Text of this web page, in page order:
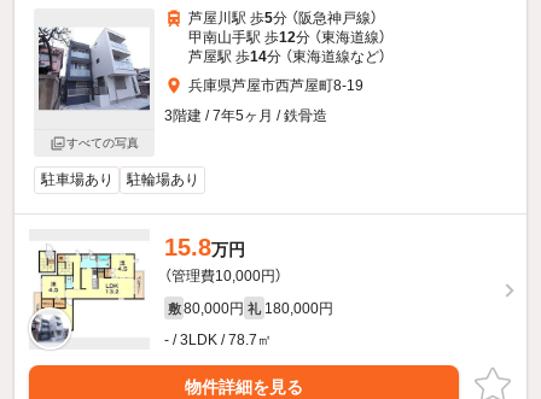
すべての写真
芦屋川駅 歩5分 （阪急神戸線）
甲南山手駅 歩12分 （東海道線）
芦屋駅 歩14分 （東海道線など）
兵庫県芦屋市西芦屋町8-19
3階建 / 7年5ヶ月 / 鉄骨造
駐車場あり 駐輪場あり
15.8万円
（管理費10,000円）
敷 80,000円 礼 180,000円
- / 3LDK / 78.7㎡
物件詳細を見る